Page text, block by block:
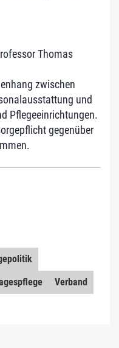
Thomas
zwischen
und
Pflegeeinrichtungen.
gegenüber
Verband